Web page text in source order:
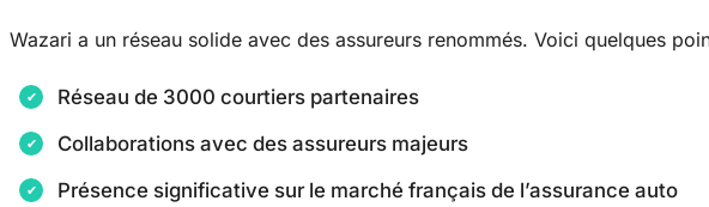
Wazari a un réseau solide avec des assureurs renommés. Voici quelques
Réseau de 3000 courtiers partenaires
Collaborations avec des assureurs majeurs
Présence significative sur le marché français de l’assurance auto